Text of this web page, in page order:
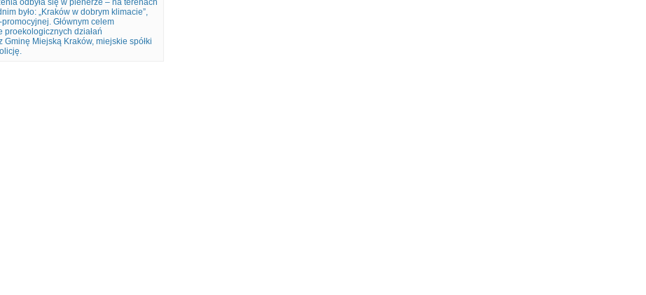
odbyła się w plenerze – na terenach
było: „Kraków w dobrym klimacie”,
Głównym celem
proekologicznych działań
Miejską Kraków, miejskie spółki